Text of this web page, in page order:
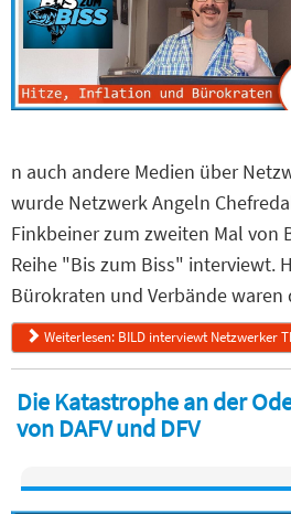
n auch andere Medien über
wurde Netzwerk Angeln
Finkbeiner zum zweiten Mal von
Reihe "Bis zum Biss" interviewt.
Bürokraten und Verbände waren
Weiterlesen: BILD interviewt Netzwerker
Die Katastrophe an der
von DAFV und DFV